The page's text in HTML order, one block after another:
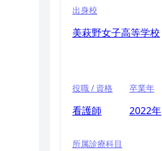
出身校
美萩野女子高等学校
役職 / 資格
看護師
卒業年
2022年
所属診療科目